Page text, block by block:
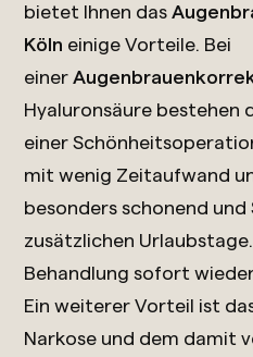
bietet Ihnen das
Köln einige Vorteile. Bei
einer
Hyaluronsäure bestehen
einer
mit wenig Zeitaufwand
besonders schonend
zusätzlichen
Behandlung sofort
Ein weiterer Vorteil ist
Narkose und dem damit